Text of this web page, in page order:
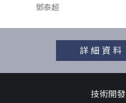
鄧泰超
詳細資料
技術開發